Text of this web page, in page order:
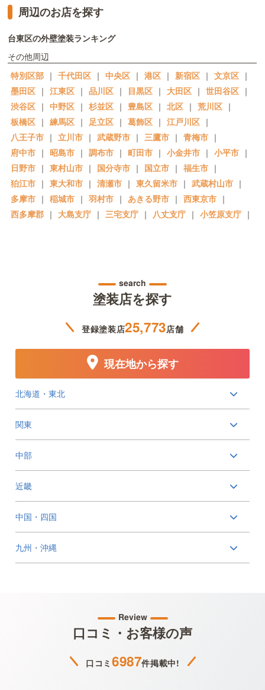
周辺のお店を探す
台東区の外壁塗装ランキング
その他周辺
特別区部 ｜ 千代田区 ｜ 中央区 ｜ 港区 ｜ 新宿区 ｜ 文京区 ｜
墨田区 ｜ 江東区 ｜ 品川区 ｜ 目黒区 ｜ 大田区 ｜ 世田谷区 ｜
渋谷区 ｜ 中野区 ｜ 杉並区 ｜ 豊島区 ｜ 北区 ｜ 荒川区 ｜
板橋区 ｜ 練馬区 ｜ 足立区 ｜ 葛飾区 ｜ 江戸川区 ｜
八王子市 ｜ 立川市 ｜ 武蔵野市 ｜ 三鷹市 ｜ 青梅市 ｜
府中市 ｜ 昭島市 ｜ 調布市 ｜ 町田市 ｜ 小金井市 ｜ 小平市 ｜
日野市 ｜ 東村山市 ｜ 国分寺市 ｜ 国立市 ｜ 福生市 ｜
狛江市 ｜ 東大和市 ｜ 清瀬市 ｜ 東久留米市 ｜ 武蔵村山市 ｜
多摩市 ｜ 稲城市 ｜ 羽村市 ｜ あきる野市 ｜ 西東京市 ｜
西多摩郡 ｜ 大島支庁 ｜ 三宅支庁 ｜ 八丈支庁 ｜ 小笠原支庁 ｜
search
塗装店を探す
登録塗装店25,773店舗
北海道・東北
関東
中部
近畿
中国・四国
九州・沖縄
現在地から探す
Review
口コミ・お客様の声
口コミ 6987件掲載中!